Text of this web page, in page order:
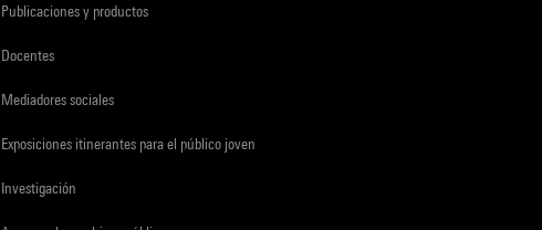
Publicaciones y productos
Docentes
Mediadores sociales
Exposiciones itinerantes para el público joven
Investigación